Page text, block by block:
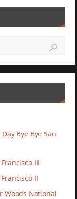
Bye Bye San
III
II
Woods National